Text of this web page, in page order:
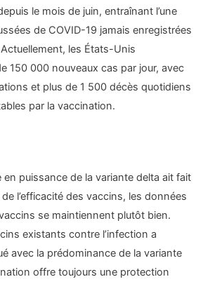
le mois de juin, entraînant l’une
de COVID-19 jamais enregistrées
les États-Unis
150 000 nouveaux cas par jour, avec
et plus de 1 500 décès quotidiens
par la vaccination.
en puissance de la variante delta ait fait
l’efficacité des vaccins, les données
se maintiennent plutôt bien.
existants contre l’infection a
avec la prédominance de la variante
offre toujours une protection